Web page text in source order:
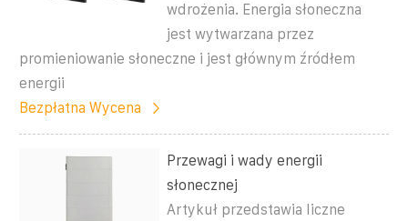
wdrożenia. Energia słoneczna
jest wytwarzana przez
promieniowanie słoneczne i jest głównym źródłem
energii
Bezpłatna Wycena
Przewagi i wady energii
słonecznej
Artykuł przedstawia liczne